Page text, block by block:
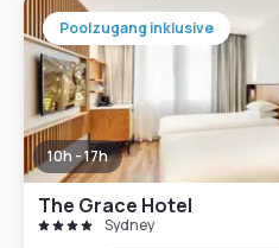
Poolzugang inklusive
10h - 17h
The Grace Hotel
Sydney